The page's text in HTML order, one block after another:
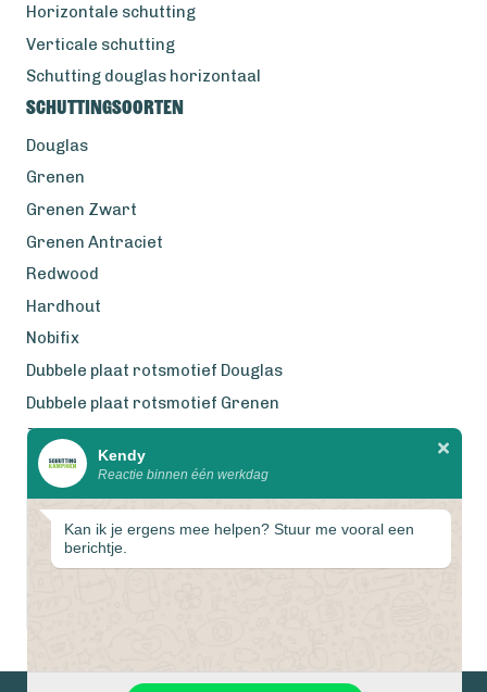
Horizontale schutting
Verticale schutting
Schutting douglas horizontaal
Schuttingsoorten
Douglas
Grenen
Grenen Zwart
Grenen Antraciet
Redwood
Hardhout
Nobifix
Dubbele plaat rotsmotief Douglas
Dubbele plaat rotsmotief Grenen
Zweeds Rabat Douglas
Wij werken met eerlijke
gecertificeerde houtsoorten
Kendy
Reactie binnen één werkdag
Kan ik je ergens mee helpen? Stuur me vooral een
berichtje.